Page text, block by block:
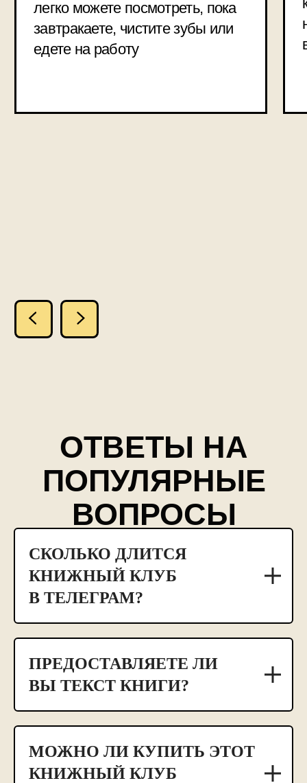
СКОЛЬКО ДЛИТСЯ
КНИЖНЫЙ КЛУБ
В ТЕЛЕГРАМ?
ПРЕДОСТАВЛЯЕТЕ ЛИ
ВЫ ТЕКСТ КНИГИ?
МОЖНО ЛИ КУПИТЬ ЭТОТ
КНИЖНЫЙ КЛУБ
© inhound, 2024
Meta* признана экстремистской
организацией в РФ
Читаем
Книжный клуб в телеграм
в записи